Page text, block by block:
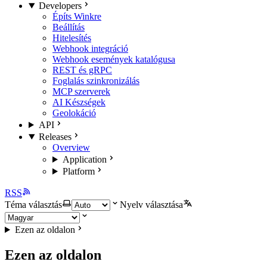
Developers
Építs Winkre
Beállítás
Hitelesítés
Webhook integráció
Webhook események katalógusa
REST és gRPC
Foglalás szinkronizálás
MCP szerverek
AI Készségek
Geolokáció
API
Releases
Overview
Application
Platform
RSS
Téma választás
Nyelv választása
Ezen az oldalon
Ezen az oldalon